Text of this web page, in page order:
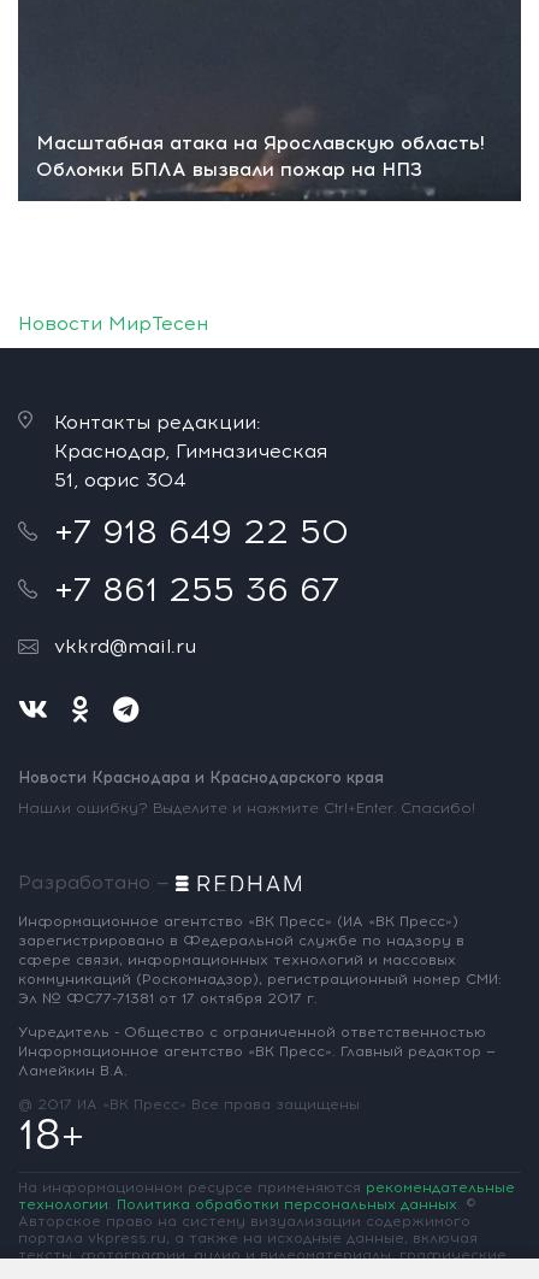
Масштабная атака на Ярославскую область!
Обломки БПЛА вызвали пожар на НПЗ
Новости МирТесен
Контакты редакции:
Краснодар, Гимназическая
51, офис 304
+7 918 649 22 50
+7 861 255 36 67
vkkrd@mail.ru
Новости Краснодара и Краснодарского края
Нашли ошибку? Выделите и нажмите Ctrl+Enter. Спасибо!
Разработано —
Информационное агентство «ВК Пресс» (ИА «ВК Пресс»)
зарегистрировано в Федеральной службе по надзору в
сфере связи, информационных технологий и массовых
коммуникаций (Роскомнадзор), регистрационный номер СМИ:
Эл № ФС77-71381 от 17 октября 2017 г.
Учредитель - Общество с ограниченной ответственностью
Информационное агентство «ВК Пресс». Главный редактор —
Ламейкин В.А.
@ 2017 ИА «ВК Пресс» Все права защищены
18+
На информационном ресурсе применяются рекомендательные
технологии. Политика обработки персональных данных. ©
Авторское право на систему визуализации содержимого
портала vkpress.ru, а также на исходные данные, включая
тексты, фотографии, аудио и видеоматериалы, графические